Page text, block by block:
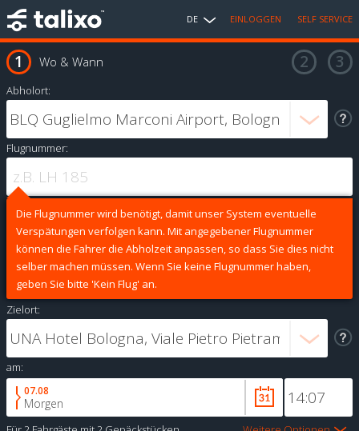
DE EINLOGGEN SELF SERVICE
Wo & Wann
Abholort:
Flugnummer:
Die Flugnummer wird benötigt, damit unser System eventuelle
Verspätungen verfolgen kann. Mit angegebener Flugnummer
können die Fahrer die Abholzeit anpassen, so dass Sie dies nicht
selber machen müssen. Wenn Sie keine Flugnummer haben,
geben Sie bitte 'Kein Flug' an.
Zielort:
am:
07.08
Morgen